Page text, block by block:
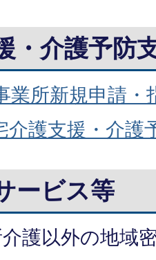
・介護予防
所新規申請・
介護支援・介護
ービス等
護以外の地域